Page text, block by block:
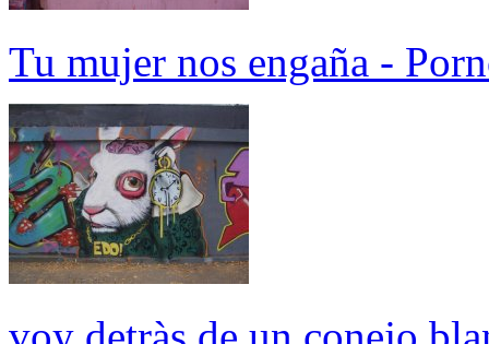
Tu mujer nos engaña -